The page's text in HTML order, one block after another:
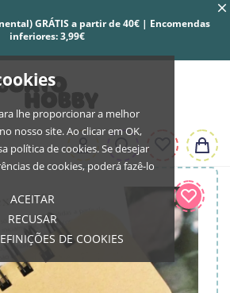
lhe proporcionar a melhor
nosso site. Ao clicar em OK,
política de cookies. Se desejar
de cookies, poderá fazê-lo
ACEITAR
RECUSAR
DE COOKIES
GRÁTIS a partir de 40€ | Encomendas
inferiores: 3,99€